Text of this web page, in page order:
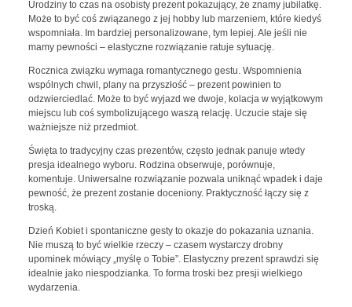
Urodziny to czas na osobisty prezent pokazujący, że znamy jubilatkę.
Może to być coś związanego z jej hobby lub marzeniem, które kiedyś
wspomniała. Im bardziej personalizowane, tym lepiej. Ale jeśli nie
mamy pewności – elastyczne rozwiązanie ratuje sytuację.
Rocznica związku wymaga romantycznego gestu. Wspomnienia
wspólnych chwil, plany na przyszłość – prezent powinien to
odzwierciedlać. Może to być wyjazd we dwoje, kolacja w wyjątkowym
miejscu lub coś symbolizującego waszą relację. Uczucie staje się
ważniejsze niż przedmiot.
Święta to tradycyjny czas prezentów, często jednak panuje wtedy
presja idealnego wyboru. Rodzina obserwuje, porównuje,
komentuje. Uniwersalne rozwiązanie pozwala uniknąć wpadek i daje
pewność, że prezent zostanie doceniony. Praktyczność łączy się z
troską.
Dzień Kobiet i spontaniczne gesty to okazje do pokazania uznania.
Nie muszą to być wielkie rzeczy – czasem wystarczy drobny
upominek mówiący „myślę o Tobie”. Elastyczny prezent sprawdzi się
idealnie jako niespodzianka. To forma troski bez presji wielkiego
wydarzenia.